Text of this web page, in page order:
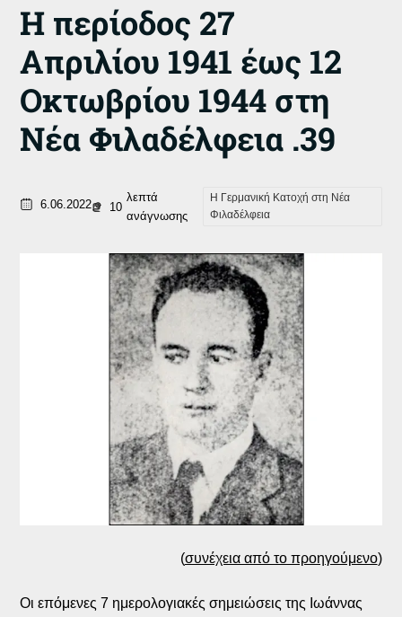
Η περίοδος 27
Απριλίου 1941 έως 12
Οκτωβρίου 1944 στη
Νέα Φιλαδέλφεια .39
6.06.2022 10
λεπτά
ανάγνωσης
Η Γερμανική Κατοχή στη Νέα
Φιλαδέλφεια
(συνέχεια από το προηγούμενο)
Οι επόμενες 7 ημερολογιακές σημειώσεις της Ιωάννας